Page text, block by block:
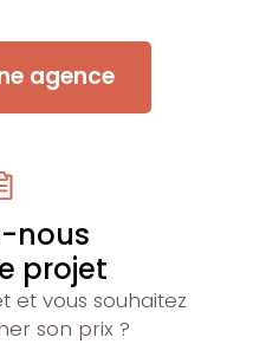
agence
nous
projet
et vous souhaitez
son prix ?